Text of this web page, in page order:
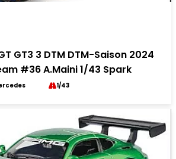
GT3 3 DTM DTM-Saison 2024
#36 A.Maini 1/43 Spark
1/43